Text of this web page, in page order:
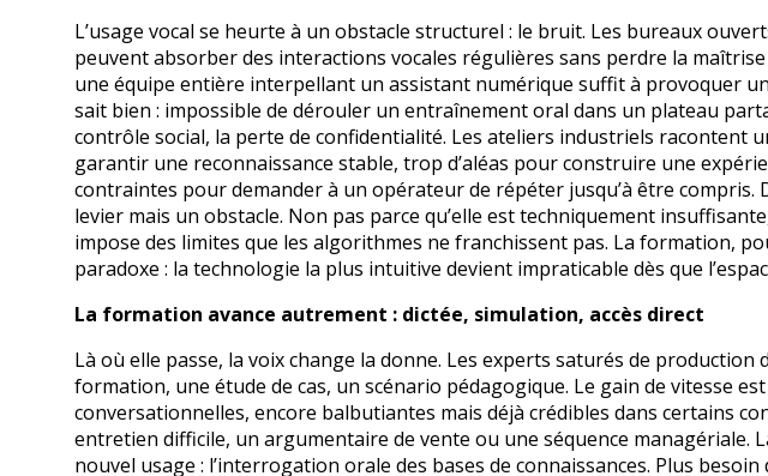
L’usage vocal se heurte à un obstacle structurel : le bruit. Les bureaux
peuvent absorber des interactions vocales régulières sans perdre la
une équipe entière interpellant un assistant numérique suffit à provoquer
sait bien : impossible de dérouler un entraînement oral dans un plateau
contrôle social, la perte de confidentialité. Les ateliers industriels racontent
garantir une reconnaissance stable, trop d’aléas pour construire une
contraintes pour demander à un opérateur de répéter jusqu’à être compris.
levier mais un obstacle. Non pas parce qu’elle est techniquement
impose des limites que les algorithmes ne franchissent pas. La formation,
paradoxe : la technologie la plus intuitive devient impraticable dès que
La formation avance autrement : dictée, simulation, accès direct
Là où elle passe, la voix change la donne. Les experts saturés de
formation, une étude de cas, un scénario pédagogique. Le gain de vitesse
conversationnelles, encore balbutiantes mais déjà crédibles dans certains
entretien difficile, un argumentaire de vente ou une séquence managériale.
nouvel usage : l’interrogation orale des bases de connaissances. Plus